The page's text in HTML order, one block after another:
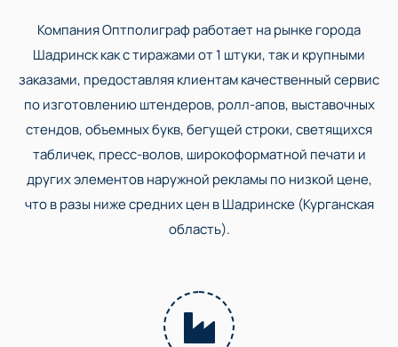
Компания Оптполиграф работает на рынке города
Шадринск как с тиражами от 1 штуки, так и крупными
заказами, предоставляя клиентам качественный сервис
по изготовлению штендеров, ролл-апов, выставочных
стендов, объемных букв, бегущей строки, светящихся
табличек, пресс-волов, широкоформатной печати и
других элементов наружной рекламы по низкой цене,
что в разы ниже средних цен в Шадринске (Курганская
область).